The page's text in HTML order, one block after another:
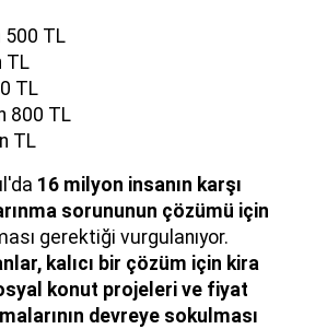
500 TL
TL
TL
800 TL
TL
16 milyon insanın karşı
sorununun çözümü için
gerektiği vurgulanıyor.
kalıcı bir çözüm için kira
konut projeleri ve fiyat
devreye sokulması